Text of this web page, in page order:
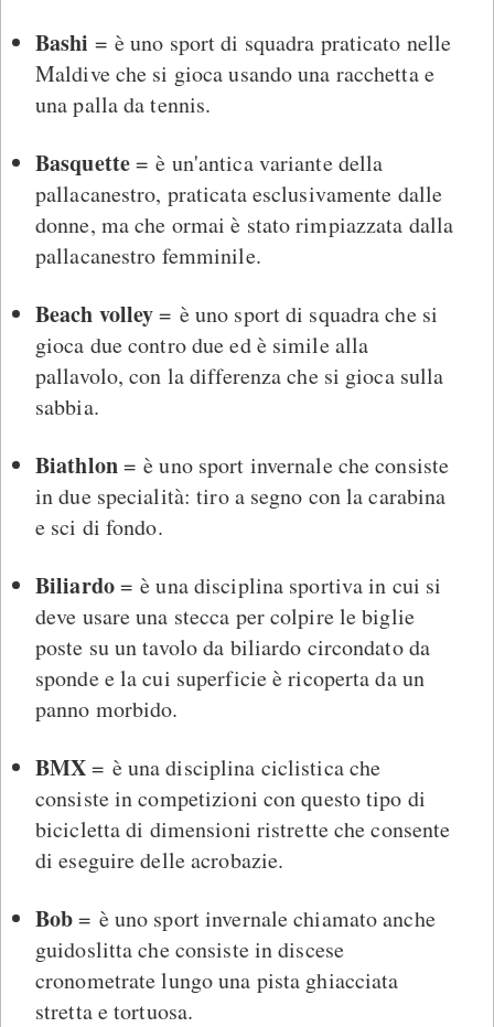
Bashi = è uno sport di squadra praticato nelle
Maldive che si gioca usando una racchetta e
una palla da tennis.
Basquette= è un'antica variante della
pallacanestro, praticata esclusivamente dalle
donne, ma che ormai è stato rimpiazzata dalla
pallacanestro femminile.
Beach volley= è uno sport di squadra che si
gioca due contro due ed è simile alla
pallavolo, con la differenza che si gioca sulla
sabbia.
Biathlon= è uno sport invernale che consiste
in due specialità: tiro a segno con la carabina
e sci di fondo.
Biliardo= è una disciplina sportiva in cui si
deve usare una stecca per colpire le biglie
poste su un tavolo da biliardo circondato da
sponde e la cui superficie è ricoperta da un
panno morbido.
BMX= è una disciplina ciclistica che
consiste in competizioni con questo tipo di
bicicletta di dimensioni ristrette che consente
di eseguire delle acrobazie.
Bob= è uno sport invernale chiamato anche
guidoslitta che consiste in discese
cronometrate lungo una pista ghiacciata
stretta e tortuosa.